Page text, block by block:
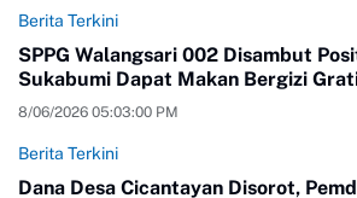
Berita Terkini
SPPG Walangsari 002 Disambut
Sukabumi Dapat Makan Bergizi
8/06/2026 05:03:00 PM
Berita Terkini
Dana Desa Cicantayan Disorot,